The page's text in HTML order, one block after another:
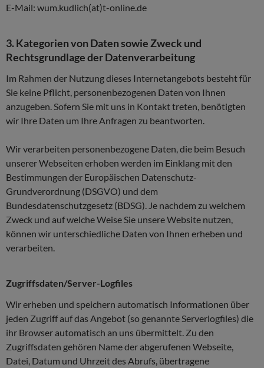
E-Mail: wum.kudlich(at)t-online.de
3. Kategorien von Daten sowie Zweck und
Rechtsgrundlage der Datenverarbeitung
Im Rahmen der Nutzung dieses Internetangebots besteht für
Sie keine Pflicht, personenbezogenen Daten von Ihnen
anzugeben. Sofern Sie mit uns in Kontakt treten, benötigten
wir Ihre Daten um Ihre Anfragen zu beantworten.
Wir verarbeiten personenbezogene Daten, die beim Besuch
unserer Webseiten erhoben werden im Einklang mit den
Bestimmungen der Europäischen Datenschutz-
Grundverordnung (DSGVO) und dem
Bundesdatenschutzgesetz (BDSG). Je nachdem zu welchem
Zweck und auf welche Weise Sie unsere Website nutzen,
können wir unterschiedliche Daten von Ihnen erheben und
verarbeiten.
Zugriffsdaten/Server-Logfiles
Wir erheben und speichern automatisch Informationen über
jeden Zugriff auf das Angebot (so genannte Serverlogfiles) die
ihr Browser automatisch an uns übermittelt. Zu den
Zugriffsdaten gehören Name der abgerufenen Webseite,
Datei, Datum und Uhrzeit des Abrufs, übertragene